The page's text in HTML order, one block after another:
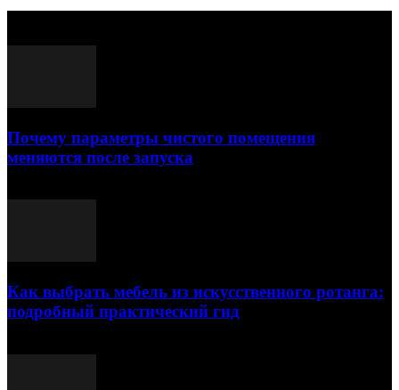
Почему параметры чистого помещения
меняются после запуска
Как выбрать мебель из искусственного ротанга:
подробный практический гид